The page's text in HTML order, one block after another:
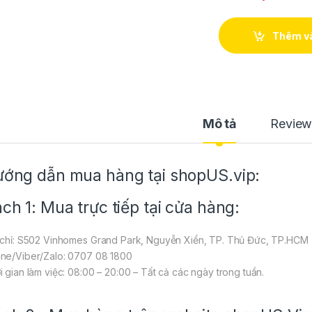
Thêm
Mô tả
dẫn mua hàng tại shopUS.vip:
1: Mua trực tiếp tại cửa hàng:
S502 Vinhomes Grand Park, Nguyễn Xiển, TP. Thủ Đức, TP.HCM
Viber/Zalo: 0707 08 1800
gian làm việc: 08:00 – 20:00 – Tất cả các ngày trong tuần.